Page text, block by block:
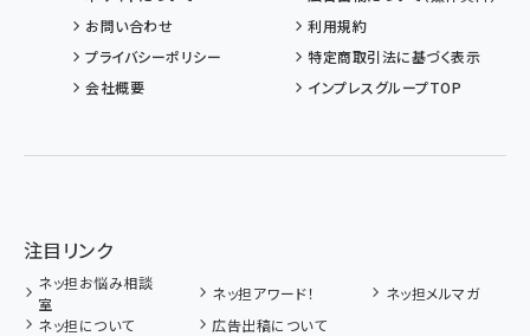
お問い合わせ
利用規約
プライバシーポリシー
特定商取引法に基づく表示
会社概要
インプレスグループTOP
注目リンク
ネッ担お悩み相談
室
ネッ担アワード！
ネッ担メルマガ
ネッ担について
広告出稿について